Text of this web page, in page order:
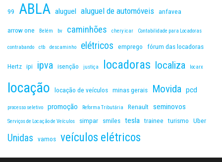
99 ABLA aluguel aluguel de automóveis anfavea
arrow one Belém bv caminhões chery icar Contabilidade para Locadoras
contrabando ctb descaminho elétricos emprego fórum das locadoras
Hertz ipi ipva isenção justiça locadoras localiza locarx
locação locação de veículos minas gerais Movida pcd
processo seletivo promoção Reforma Tributária Renault seminovos
Serviços de Locação de Veículos simpar smiles tesla trainee turismo Uber
Unidas vamos veículos elétricos